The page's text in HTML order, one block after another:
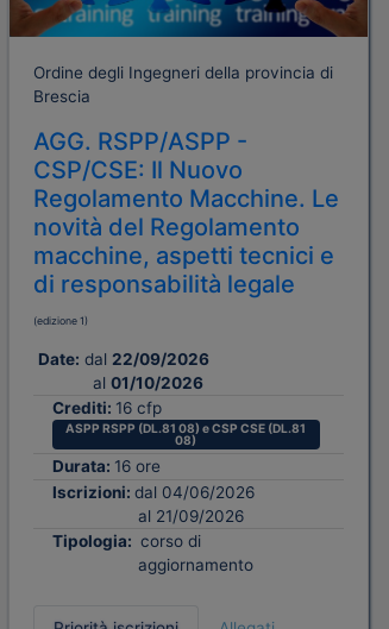
Ordine degli Ingegneri della provincia di
Brescia
AGG. RSPP/ASPP -
CSP/CSE: Il Nuovo
Regolamento Macchine. Le
novità del Regolamento
macchine, aspetti tecnici e
di responsabilità legale
(edizione 1)
Date: dal 22/09/2026
al 01/10/2026
Crediti: 16 cfp
ASPP RSPP (DL.81 08) e CSP CSE (DL.81
08)
Durata: 16 ore
Iscrizioni: dal 04/06/2026
al 21/09/2026
Tipologia: corso di
aggiornamento